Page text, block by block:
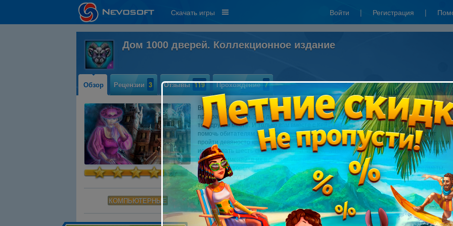
Скачать игры Войти | Регистрация |
Дом 1000 дверей. Коллекционное издание
Обзор Рецензии 3 Отзывы 119 Прохождение 7
КОМПЬЮТЕРНЫЕ
Вместе с Кейт отправляйтесь на остров Свободы, чтобы освободить души
призрачного дома. Это дом, который вечно блуждает по свету, появляясь то в одном,
то в другом месте. И только вам вместе с Кейт, которая видит призраков, удастся
помочь обитателям этого жилища вырваться на свободу. Для этого вам предстоит
пройти девяносто красочных локаций, поучаствовать в 25 увлекательных мини-играх и
исследовать шесть сюжетных линий. Исследуйте миры, собирайте предметы в одном
мире и применяйте их в другом. Например, вы найдете в одном мире дрова, с
помощью которых вы сможете в другом мире растопить печь. Подбирайте предметы,
которые смогут потом вам пригодиться. Положитесь на свою интуицию – ведь в
призрачном мире так сложно найти свой путь. Если вы потеряетесь, то встроенное
прохождение вам всегда поможет. Скачайте новую игру «Дом 1000 дверей.
Коллекционное издание» и помогите обитателям призрачного дома обрести покой!